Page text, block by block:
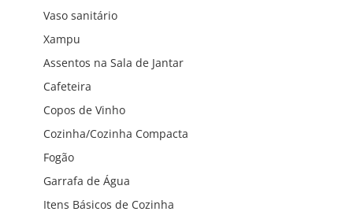
Vaso sanitário
Xampu
Assentos na Sala de Jantar
Cafeteira
Copos de Vinho
Cozinha/Cozinha Compacta
Fogão
Garrafa de Água
Itens Básicos de Cozinha